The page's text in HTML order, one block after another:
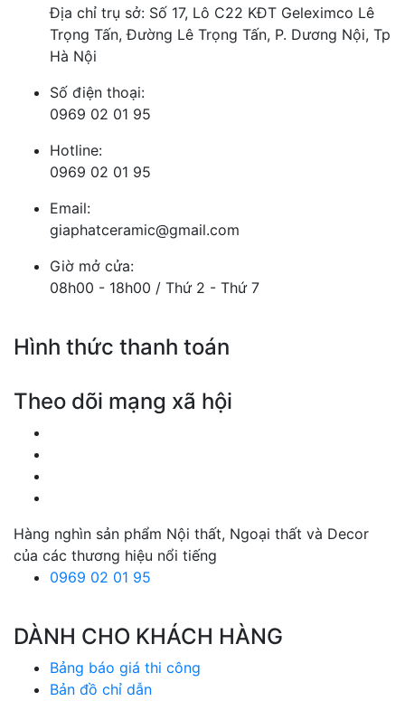
Địa chỉ trụ sở: Số 17, Lô C22 KĐT Geleximco Lê
Trọng Tấn, Đường Lê Trọng Tấn, P. Dương Nội, Tp
Hà Nội
Số điện thoại:
0969 02 01 95
Hotline:
0969 02 01 95
Email:
giaphatceramic@gmail.com
Giờ mở cửa:
08h00 - 18h00 / Thứ 2 - Thứ 7
Hình thức thanh toán
Theo dõi mạng xã hội
Hàng nghìn sản phẩm Nội thất, Ngoại thất và Decor
của các thương hiệu nổi tiếng
0969 02 01 95
DÀNH CHO KHÁCH HÀNG
Bảng báo giá thi công
Bản đồ chỉ dẫn